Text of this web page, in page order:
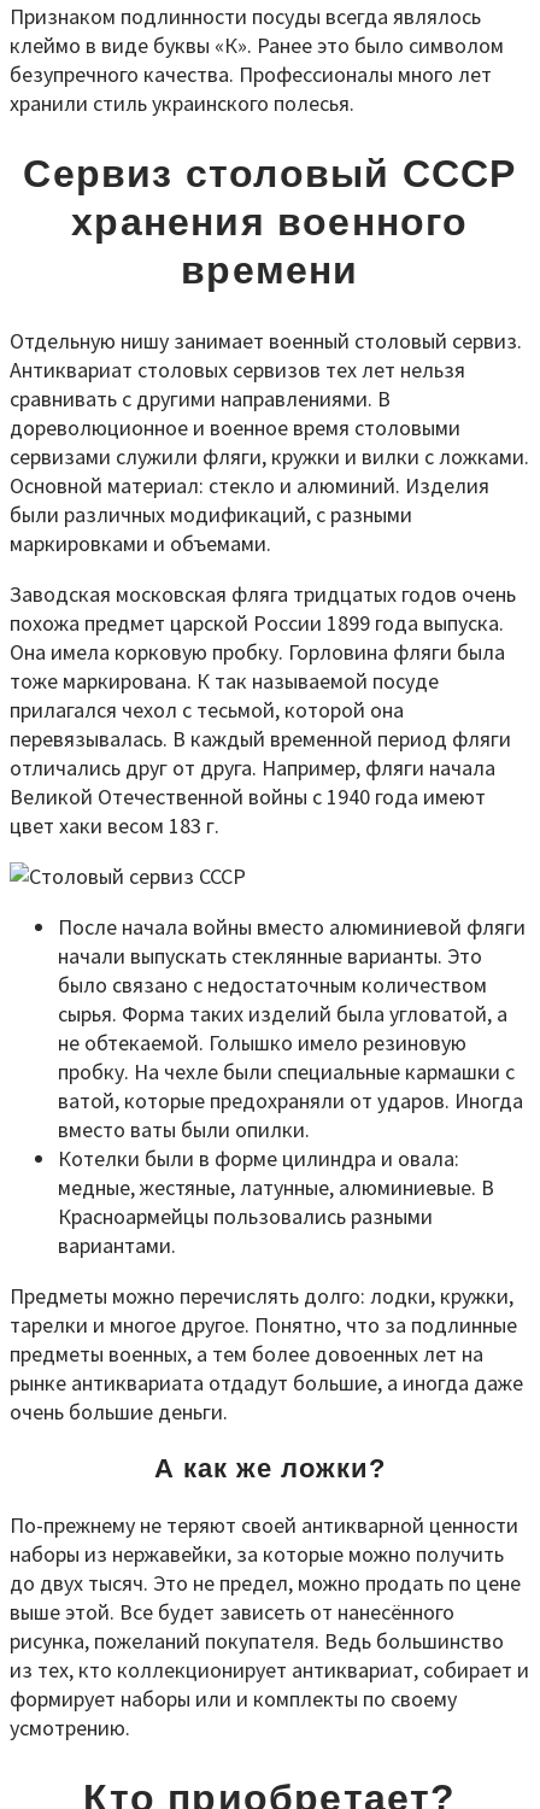
Признаком подлинности посуды всегда являлось
клеймо в виде буквы «К». Ранее это было символом
безупречного качества. Профессионалы много лет
хранили стиль украинского полесья.
Сервиз столовый СССР
хранения военного
времени
Отдельную нишу занимает военный столовый сервиз.
Антиквариат столовых сервизов тех лет нельзя
сравнивать с другими направлениями. В
дореволюционное и военное время столовыми
сервизами служили фляги, кружки и вилки с ложками.
Основной материал: стекло и алюминий. Изделия
были различных модификаций, с разными
маркировками и объемами.
Заводская московская фляга тридцатых годов очень
похожа предмет царской России 1899 года выпуска.
Она имела корковую пробку. Горловина фляги была
тоже маркирована. К так называемой посуде
прилагался чехол с тесьмой, которой она
перевязывалась. В каждый временной период фляги
отличались друг от друга. Например, фляги начала
Великой Отечественной войны с 1940 года имеют
цвет хаки весом 183 г.
После начала войны вместо алюминиевой фляги
начали выпускать стеклянные варианты. Это
было связано с недостаточным количеством
сырья. Форма таких изделий была угловатой, а
не обтекаемой. Голышко имело резиновую
пробку. На чехле были специальные кармашки с
ватой, которые предохраняли от ударов. Иногда
вместо ваты были опилки.
Котелки были в форме цилиндра и овала:
медные, жестяные, латунные, алюминиевые. В
Красноармейцы пользовались разными
вариантами.
Предметы можно перечислять долго: лодки, кружки,
тарелки и многое другое. Понятно, что за подлинные
предметы военных, а тем более довоенных лет на
рынке антиквариата отдадут большие, а иногда даже
очень большие деньги.
А как же ложки?
По-прежнему не теряют своей антикварной ценности
наборы из нержавейки, за которые можно получить
до двух тысяч. Это не предел, можно продать по цене
выше этой. Все будет зависеть от нанесённого
рисунка, пожеланий покупателя. Ведь большинство
из тех, кто коллекционирует антиквариат, собирает и
формирует наборы или и комплекты по своему
усмотрению.
Кто приобретает?